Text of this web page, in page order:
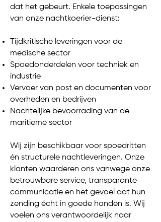
dat het gebeurt. Enkele toepassingen
van onze nachtkoerier-dienst:
Tijdkritische leveringen voor de
medische sector
Spoedonderdelen voor techniek en
industrie
Vervoer van post en documenten voor
overheden en bedrijven
Nachtelijke bevoorrading van de
maritieme sector
Wij zijn beschikbaar voor spoedritten
én structurele nachtleveringen. Onze
klanten waarderen ons vanwege onze
betrouwbare service, transparante
communicatie en het gevoel dat hun
zending écht in goede handen is. Wij
voelen ons verantwoordelijk naar